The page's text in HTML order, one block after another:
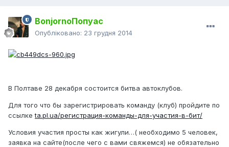
BonjornoПопуас
Опубліковано: 23 грудня 2014
В Полтаве 28 декабря состоится битва автоклубов.
Для того что бы зарегистрировать команду (клуб) пройдите по
ссылкеta.pl.ua/регистрация-команды-для-участия-в-бит/
Условия участия просты как жигули…( необходимо 5 человек,
заявка на сайте(после чего с вами свяжемся) не обязательно